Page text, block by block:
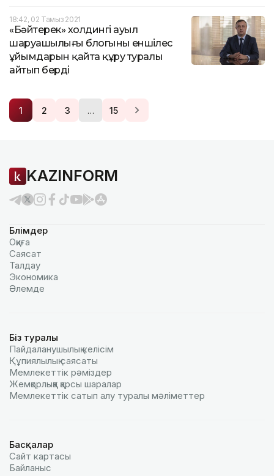
18:42, 02 Тамыз 2021
«Бәйтерек» холдингі ауыл
шаруашылығы блогының еншілес
ұйымдарын қайта құру туралы
айтып берді
1 2 3 … 15
KAZINFORM
Бөлімдер
Оқиға
Саясат
Талдау
Экономика
Әлемде
Біз туралы
Пайдаланушылық келiciм
Құпиялылық саясаты
Мемлекеттік рәміздер
Жемқорлыққа қарсы шаралар
Мемлекеттік сатып алу туралы мәлiметтер
Басқалар
Сайт картасы
Байланыс